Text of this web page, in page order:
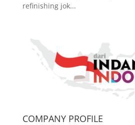
refinishing jok...
COMPANY PROFILE